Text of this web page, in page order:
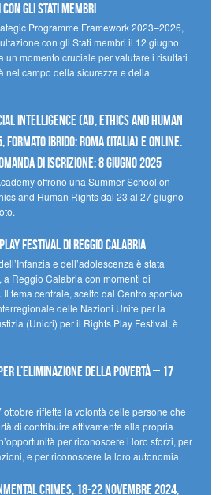
con gli Stati membri
Programme Framework 2023–2026,
con gli Stati membri il 12 giugno
un momento cruciale per valutare i risultati
nel campo della sicurezza e della
Intelligence (AI), Ethics and Human
Formato Ibrido: Roma (Italia) e online.
di iscrizione: 8 giugno 2025
offrono una Summer School on
and Human Rights dal 23 al 27 giugno
Festival di Reggio Calabria
e dell’adolescenza è stata
Reggio Calabria con momenti di
tema centrale, scelto dal Centro sportivo
delle Nazioni Unite per la
(Unicri) per il Rights Play Festival, è
l’eliminazione della povertà – 17
riflette la volontà delle persone che
di contribuire attivamente alla propria
per riconoscere i loro sforzi, per
e per riconoscere la loro autonomia.
Crimes, 18-22 novembre 2024,